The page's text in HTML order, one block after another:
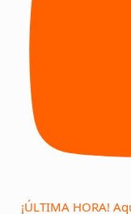
¡ÚLTIMA HORA!